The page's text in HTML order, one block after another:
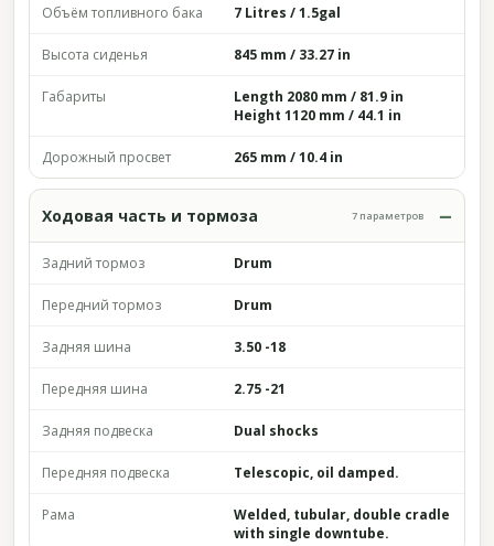
Объём топливного бака 7 Litres / 1.5gal
Высота сиденья 845 mm / 33.27 in
Габариты
Length 2080 mm / 81.9 in
Height 1120 mm / 44.1 in
Дорожный просвет 265 mm / 10.4 in
Ходовая часть и тормоза 7 параметров
Задний тормоз Drum
Передний тормоз Drum
Задняя шина 3.50 -18
Передняя шина 2.75 -21
Задняя подвеска Dual shocks
Передняя подвеска Telescopic, oil damped.
Рама
Welded, tubular, double cradle
with single downtube.